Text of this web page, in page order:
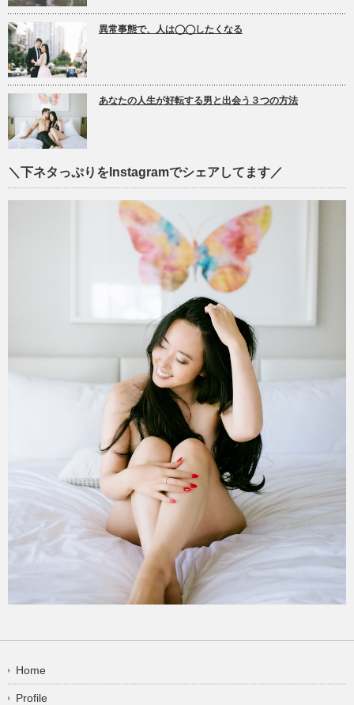
異常事態で、人は◯◯したくなる
あなたの人生が好転する男と出会う３つの方法
＼下ネタっぷりをInstagramでシェアしてます／
Home
Profile